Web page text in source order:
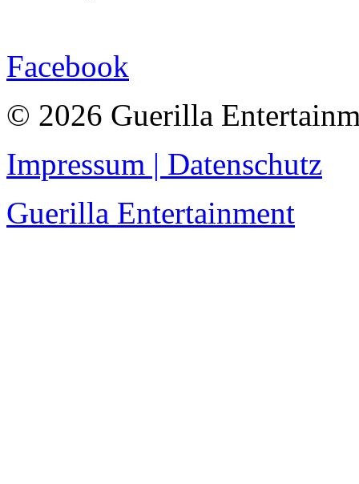
Facebook
© 2026 Guerilla
Impressum | Datenschutz
Guerilla Entertainment